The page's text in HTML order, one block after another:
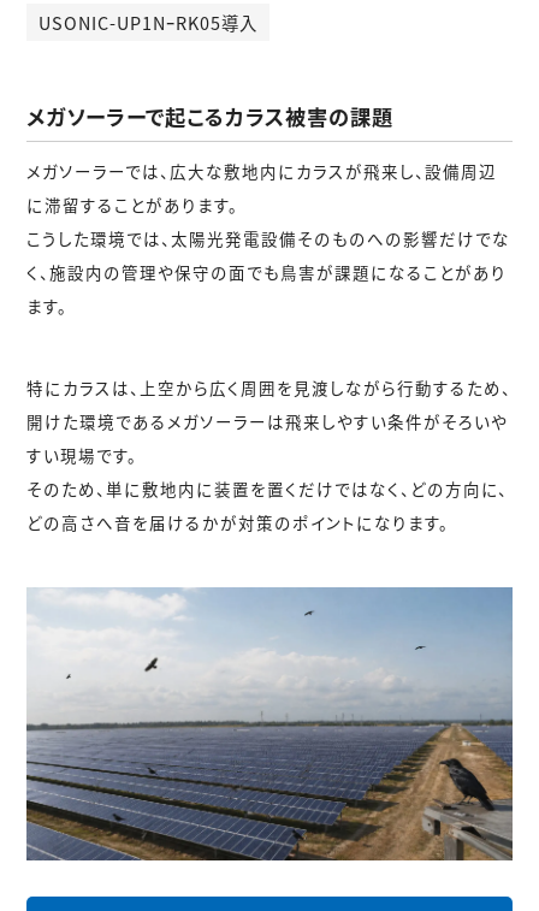
USONIC-UP1NｰRK05導入
メガソーラーで起こるカラス被害の課題
メガソーラーでは、広大な敷地内にカラスが飛来し、設備周辺
に滞留することがあります。
こうした環境では、太陽光発電設備そのものへの影響だけでな
く、施設内の管理や保守の面でも鳥害が課題になることがあり
ます。
特にカラスは、上空から広く周囲を見渡しながら行動するため、
開けた環境であるメガソーラーは飛来しやすい条件がそろいや
すい現場です。
そのため、単に敷地内に装置を置くだけではなく、 どの方向に、
どの高さへ音を届けるかが対策のポイントになります。